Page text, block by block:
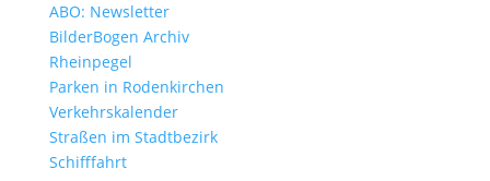
ABO: Newsletter
BilderBogen Archiv
Rheinpegel
Parken in Rodenkirchen
Verkehrskalender
Straßen im Stadtbezirk
Schifffahrt